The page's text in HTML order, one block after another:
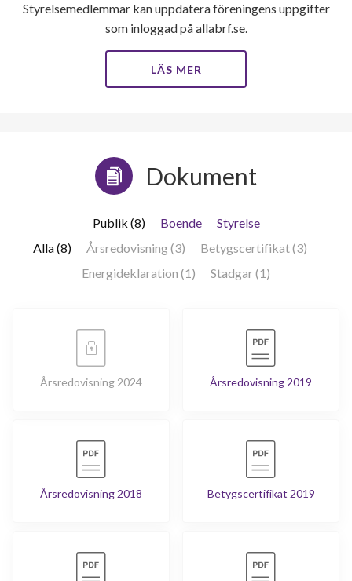
Styrelsemedlemmar kan uppdatera föreningens uppgifter
som inloggad på allabrf.se.
LÄS MER
Dokument
Publik (8) Boende
Styrelse
Alla (8)
Årsredovisning (3)
Betygscertifikat (3)
Energideklaration (1)
Stadgar (1)
Årsredovisning 2024 Årsredovisning 2019
Årsredovisning 2018 Betygscertifikat 2019